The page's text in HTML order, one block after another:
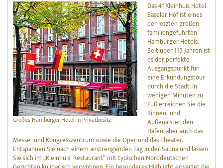
Großes Hamburger Hotel in Privatbesitz
Das 4* Kleinhuis Hotel
Baseler Hof ist eines
der letzten großen
familiengeführten
Hamburger Hotels.
Seit über 115 Jahren ist
es der perfekte
Ausgangspunkt für
eine Erkundungstour
durch die Stadt. In
wenigen Minuten zu
Fuß erreichen Sie die
Binnen- und
Außenalster, den
Hafen, aber auch das
Messe- und Kongresszentrum sowie die Oper und das Theater.
Entspannen Sie nach einem anstrengenden Tag in der Sauna und lassen
Sie sich im „Kleinhuis´ Restaurant“ mit typischen Norddeutschen